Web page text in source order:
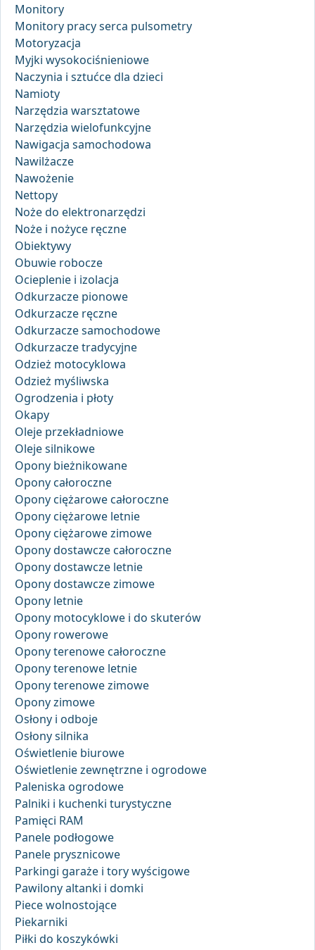
Monitory
Monitory pracy serca pulsometry
Motoryzacja
Myjki wysokociśnieniowe
Naczynia i sztućce dla dzieci
Namioty
Narzędzia warsztatowe
Narzędzia wielofunkcyjne
Nawigacja samochodowa
Nawilżacze
Nawożenie
Nettopy
Noże do elektronarzędzi
Noże i nożyce ręczne
Obiektywy
Obuwie robocze
Ocieplenie i izolacja
Odkurzacze pionowe
Odkurzacze ręczne
Odkurzacze samochodowe
Odkurzacze tradycyjne
Odzież motocyklowa
Odzież myśliwska
Ogrodzenia i płoty
Okapy
Oleje przekładniowe
Oleje silnikowe
Opony bieżnikowane
Opony całoroczne
Opony ciężarowe całoroczne
Opony ciężarowe letnie
Opony ciężarowe zimowe
Opony dostawcze całoroczne
Opony dostawcze letnie
Opony dostawcze zimowe
Opony letnie
Opony motocyklowe i do skuterów
Opony rowerowe
Opony terenowe całoroczne
Opony terenowe letnie
Opony terenowe zimowe
Opony zimowe
Osłony i odboje
Osłony silnika
Oświetlenie biurowe
Oświetlenie zewnętrzne i ogrodowe
Paleniska ogrodowe
Palniki i kuchenki turystyczne
Pamięci RAM
Panele podłogowe
Panele prysznicowe
Parkingi garaże i tory wyścigowe
Pawilony altanki i domki
Piece wolnostojące
Piekarniki
Piłki do koszykówki